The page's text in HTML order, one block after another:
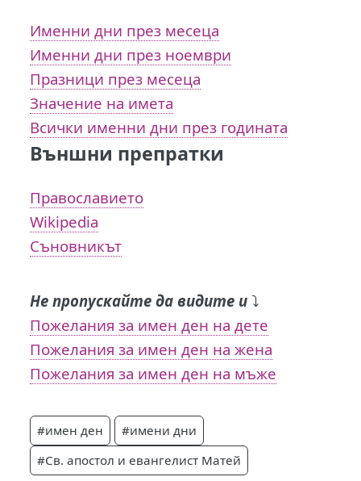
Именни дни през месеца
Именни дни през ноември
Празници през месеца
Значение на имета
Всички именни дни през годината
Външни препратки
Православието
Wikipedia
Съновникът
Не пропускайте да видите и ⤵️
Пожелания за имен ден на дете
Пожелания за имен ден на жена
Пожелания за имен ден на мъже
#имен ден
#имени дни
#Св. апостол и евангелист Матей